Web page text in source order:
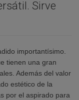
Sirve
importantísimo.
tienen una gran
Además del valor
estético de la
por el aspirado para